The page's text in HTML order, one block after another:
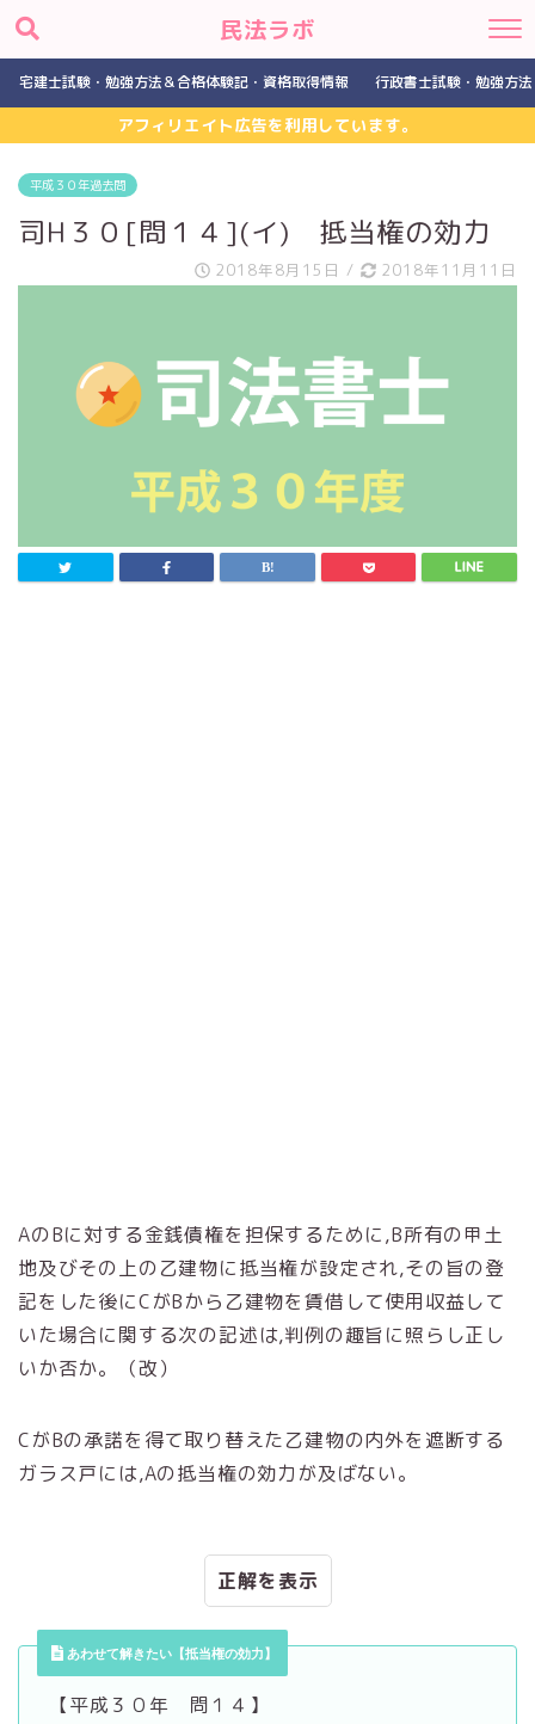
民法ラボ
宅建士試験・勉強方法＆合格体験記・資格取得情報 行政書士試験・勉強方
アフィリエイト広告を利用しています。
平成３０年過去問
司H３０[問１４](イ) 抵当権の効力
2018年8月15日 / 2018年11月11日
AのBに対する金銭債権を担保するために,B所有の甲土
地及びその上の乙建物に抵当権が設定され,その旨の登
記をした後にCがBから乙建物を賃借して使用収益して
いた場合に関する次の記述は,判例の趣旨に照らし正し
いか否か。（改）
CがBの承諾を得て取り替えた乙建物の内外を遮断する
ガラス戸には,Aの抵当権の効力が及ばない。
正解
あわせて解きたい【抵当権の効力】
【平成３０年 問１４】